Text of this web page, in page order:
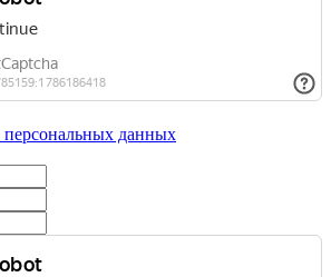
данных